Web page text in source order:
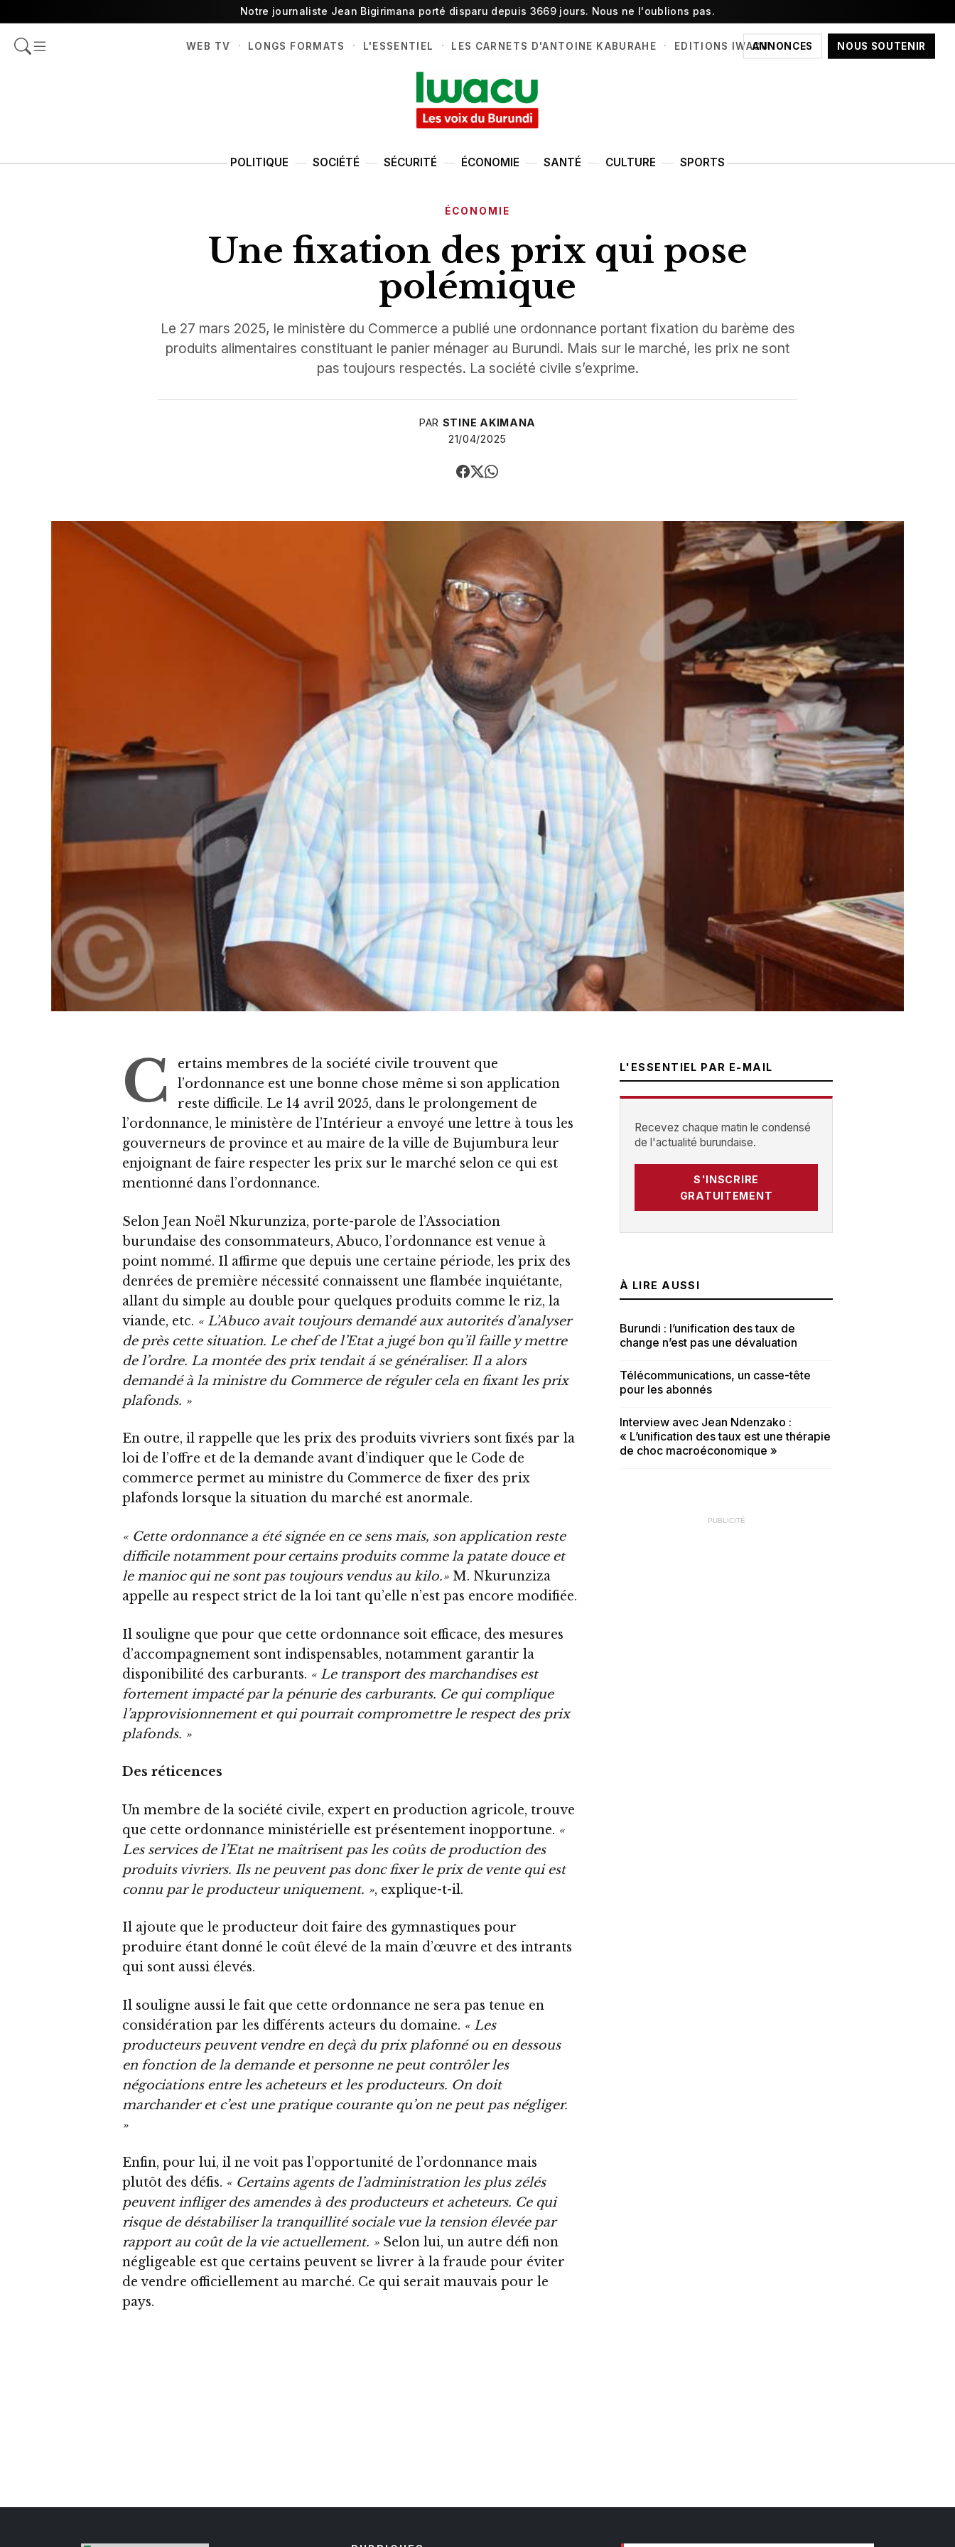
Notre journaliste Jean Bigirimana porté disparu depuis 3669 jours. Nous ne l'oublions pas.
ANNONCES NOUS SOUTENIR
WEB TV · LONGS FORMATS · L'ESSENTIEL · LES CARNETS D'ANTOINE KABURAHE · EDITIONS IWACU
POLITIQUE SOCIÉTÉ SÉCURITÉ ÉCONOMIE SANTÉ CULTURE SPORTS
ÉCONOMIE
Une fixation des prix qui pose
polémique
Le 27 mars 2025, le ministère du Commerce a publié une ordonnance portant fixation du barème des
produits alimentaires constituant le panier ménager au Burundi. Mais sur le marché, les prix ne sont
pas toujours respectés. La société civile s’exprime.
PAR STINE AKIMANA
21/04/2025
C
ertains membres de la société civile trouvent que
l’ordonnance est une bonne chose même si son application
reste difficile. Le 14 avril 2025, dans le prolongement de
l’ordonnance, le ministère de l’Intérieur a envoyé une lettre à tous les
gouverneurs de province et au maire de la ville de Bujumbura leur
enjoignant de faire respecter les prix sur le marché selon ce qui est
mentionné dans l’ordonnance.
Selon Jean Noël Nkurunziza, porte-parole de l’Association
burundaise des consommateurs, Abuco, l’ordonnance est venue à
point nommé. Il affirme que depuis une certaine période, les prix des
denrées de première nécessité connaissent une flambée inquiétante,
allant du simple au double pour quelques produits comme le riz, la
viande, etc. « L’Abuco avait toujours demandé aux autorités d’analyser
de près cette situation. Le chef de l’Etat a jugé bon qu’il faille y mettre
de l’ordre. La montée des prix tendait á se généraliser. Il a alors
demandé à la ministre du Commerce de réguler cela en fixant les prix
plafonds. »
En outre, il rappelle que les prix des produits vivriers sont fixés par la
loi de l’offre et de la demande avant d’indiquer que le Code de
commerce permet au ministre du Commerce de fixer des prix
plafonds lorsque la situation du marché est anormale.
« Cette ordonnance a été signée en ce sens mais, son application reste
difficile notamment pour certains produits comme la patate douce et
le manioc qui ne sont pas toujours vendus au kilo.» M. Nkurunziza
appelle au respect strict de la loi tant qu’elle n’est pas encore modifiée.
Il souligne que pour que cette ordonnance soit efficace, des mesures
d’accompagnement sont indispensables, notamment garantir la
disponibilité des carburants. « Le transport des marchandises est
fortement impacté par la pénurie des carburants. Ce qui complique
l’approvisionnement et qui pourrait compromettre le respect des prix
plafonds. »
Des réticences
Un membre de la société civile, expert en production agricole, trouve
que cette ordonnance ministérielle est présentement inopportune. «
Les services de l’Etat ne maîtrisent pas les coûts de production des
produits vivriers. Ils ne peuvent pas donc fixer le prix de vente qui est
connu par le producteur uniquement. », explique-t-il.
Il ajoute que le producteur doit faire des gymnastiques pour
produire étant donné le coût élevé de la main d’œuvre et des intrants
qui sont aussi élevés.
Il souligne aussi le fait que cette ordonnance ne sera pas tenue en
considération par les différents acteurs du domaine. « Les
producteurs peuvent vendre en deçà du prix plafonné ou en dessous
en fonction de la demande et personne ne peut contrôler les
négociations entre les acheteurs et les producteurs. On doit
marchander et c’est une pratique courante qu’on ne peut pas négliger.
»
Enfin, pour lui, il ne voit pas l’opportunité de l’ordonnance mais
plutôt des défis. « Certains agents de l’administration les plus zélés
peuvent infliger des amendes à des producteurs et acheteurs. Ce qui
risque de déstabiliser la tranquillité sociale vue la tension élevée par
rapport au coût de la vie actuellement. » Selon lui, un autre défi non
négligeable est que certains peuvent se livrer à la fraude pour éviter
de vendre officiellement au marché. Ce qui serait mauvais pour le
pays.
L'ESSENTIEL PAR E-MAIL
Recevez chaque matin le condensé
de l'actualité burundaise.
S'INSCRIRE
GRATUITEMENT
À LIRE AUSSI
Burundi : l’unification des taux de
change n’est pas une dévaluation
Télécommunications, un casse-tête
pour les abonnés
Interview avec Jean Ndenzako :
« L’unification des taux est une thérapie
de choc macroéconomique »
PUBLICITÉ